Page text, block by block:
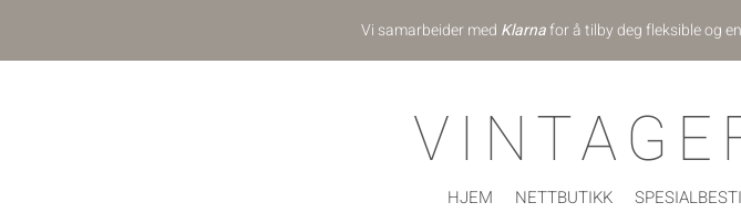
Vi samarbeider med Klarnafor å tilby deg fleksible og
HJEM NETTBUTIKK